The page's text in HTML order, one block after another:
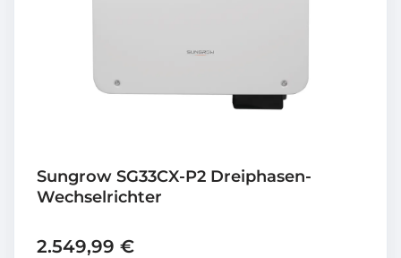
Sungrow SG33CX-P2 Dreiphasen-
Wechselrichter
2.549,99 €